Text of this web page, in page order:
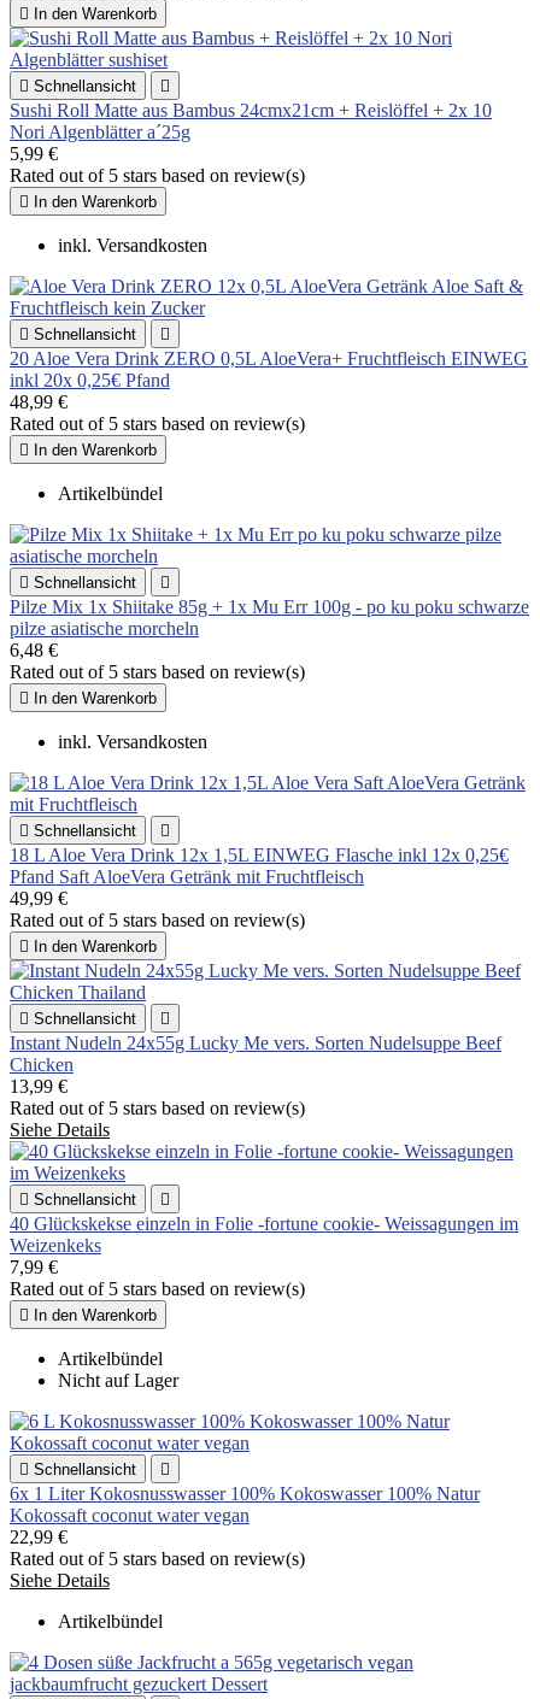
 In den Warenkorb
 Schnellansicht 
Sushi Roll Matte aus Bambus 24cmx21cm + Reislöffel + 2x 10
Nori Algenblätter a´25g
5,99 €
Rated out of 5 stars based on review(s)
 In den Warenkorb
inkl. Versandkosten
 Schnellansicht 
20 Aloe Vera Drink ZERO 0,5L AloeVera+ Fruchtfleisch EINWEG
inkl 20x 0,25€ Pfand
48,99 €
Rated out of 5 stars based on review(s)
 In den Warenkorb
Artikelbündel
 Schnellansicht 
Pilze Mix 1x Shiitake 85g + 1x Mu Err 100g - po ku poku schwarze
pilze asiatische morcheln
6,48 €
Rated out of 5 stars based on review(s)
 In den Warenkorb
inkl. Versandkosten
 Schnellansicht 
18 L Aloe Vera Drink 12x 1,5L EINWEG Flasche inkl 12x 0,25€
Pfand Saft AloeVera Getränk mit Fruchtfleisch
49,99 €
Rated out of 5 stars based on review(s)
 In den Warenkorb
 Schnellansicht 
Instant Nudeln 24x55g Lucky Me vers. Sorten Nudelsuppe Beef
Chicken
13,99 €
Rated out of 5 stars based on review(s)
Siehe Details
 Schnellansicht 
40 Glückskekse einzeln in Folie -fortune cookie- Weissagungen im
Weizenkeks
7,99 €
Rated out of 5 stars based on review(s)
 In den Warenkorb
Artikelbündel
Nicht auf Lager
 Schnellansicht 
6x 1 Liter Kokosnusswasser 100% Kokoswasser 100% Natur
Kokossaft coconut water vegan
22,99 €
Rated out of 5 stars based on review(s)
Siehe Details
Artikelbündel